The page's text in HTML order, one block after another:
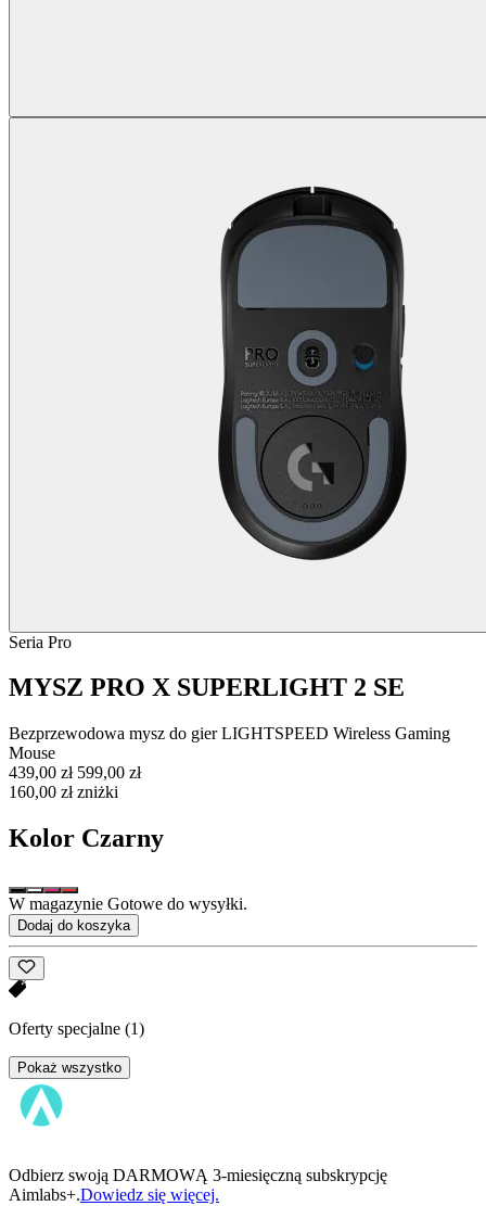
Seria Pro
MYSZ PRO X SUPERLIGHT 2 SE
Bezprzewodowa mysz do gier LIGHTSPEED Wireless Gaming
Mouse
439,00 zł 599,00 zł
160,00 zł zniżki
Kolor Czarny
W magazynie Gotowe do wysyłki.
Dodaj do koszyka
Oferty specjalne (1)
Pokaż wszystko
Odbierz swoją DARMOWĄ 3-miesięczną subskrypcję
Aimlabs+.Dowiedz się więcej.